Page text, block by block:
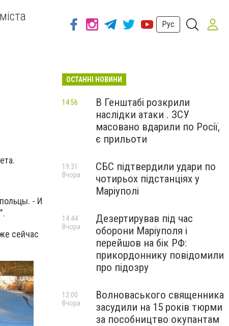
Рус
- И
сейчас
ОСТАННІ НОВИНИ
В Генштабі розкрили
наслідки атаки . ЗСУ
масовано вдарили по Росії,
є прильоти
14:56
СБС підтвердили удари по
чотирьох підстанціях у
Маріуполі
19:31
Вчора
Дезертирував під час
оборони Маріуполя і
перейшов на бік РФ:
прикордоннику повідомили
про підозру
14:44
Вчора
Волноваського священника
засудили на 15 років тюрми
за пособництво окупантам
13:00
Вчора